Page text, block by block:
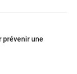
prévenir une